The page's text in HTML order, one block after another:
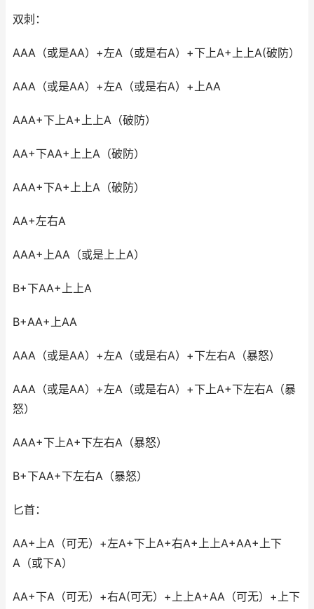
双刺：
AAA（或是AA）+左A（或是右A）+下上A+上上A(破防）
AAA（或是AA）+左A（或是右A）+上AA
AAA+下上A+上上A（破防）
AA+下AA+上上A（破防）
AAA+下A+上上A（破防）
AA+左右A
AAA+上AA（或是上上A）
B+下AA+上上A
B+AA+上AA
AAA（或是AA）+左A（或是右A）+下左右A（暴怒）
AAA（或是AA）+左A（或是右A）+下上A+下左右A（暴
怒）
AAA+下上A+下左右A（暴怒）
B+下AA+下左右A（暴怒）
匕首：
AA+上A（可无）+左A+下上A+右A+上上A+AA+上下
A（或下A）
AA+下A（可无）+右A(可无）+上上A+AA（可无）+上下